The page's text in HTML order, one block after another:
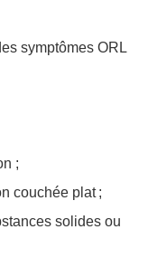
symptômes ORL
;
couchée plat ;
solides ou